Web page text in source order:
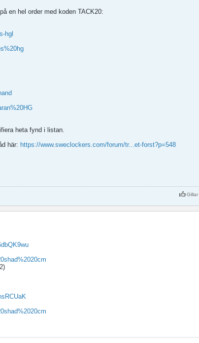
en hel order med koden TACK20:
hgl
heta fynd i listan.
här: https://www.sweclockers.com/forum/tr...et-forst?p=548
Gillar